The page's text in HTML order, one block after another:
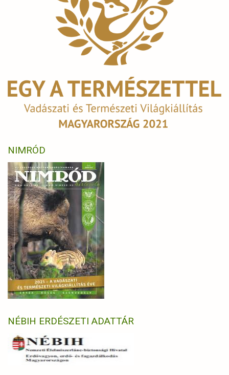
NIMRÓD
NÉBIH ERDÉSZETI ADATTÁR